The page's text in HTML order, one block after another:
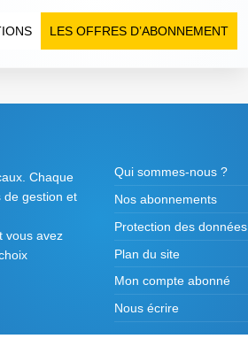
LES OFFRES D’ABONNEMENT
Chaque
de gestion et
vous avez
Qui sommes-nous ?
Nos abonnements
Protection des données
Plan du site
Mon compte abonné
Nous écrire